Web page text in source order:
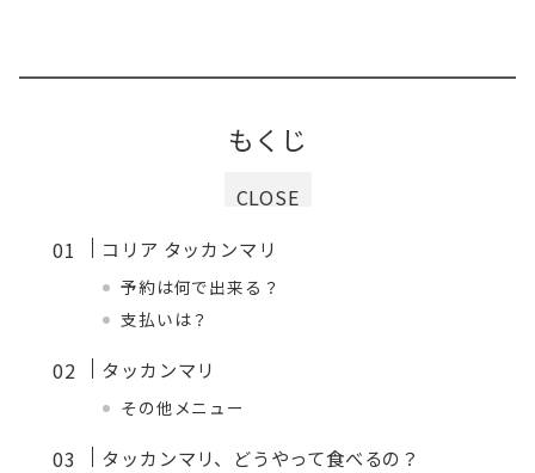
CLOSE
もくじ
コリア タッカンマリ
予約は何で出来る？
支払いは？
タッカンマリ
その他メニュー
タッカンマリ、どうやって食べるの？